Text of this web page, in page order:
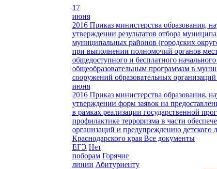
17
июня
2016 Приказ министерства образования,
утверждении результатов отбора
муниципальных районов (городских
при выполнении полномочий органов
общедоступного и бесплатного
общеобразовательным программам в
сооружений образовательных
июня
2016 Приказ министерства образования,
утверждении форм заявок на
в рамках реализации государственной
профилактике терроризма в части
организаций и предупреждению детского
Краснодарского края Все документы
ЕГЭ Нет
поборам Горячие
линии Абитуриенту